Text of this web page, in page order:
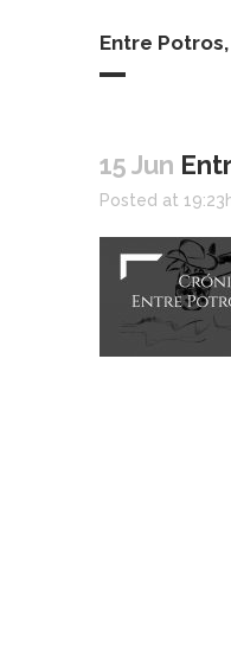
Entre
15 Jun
Posted at